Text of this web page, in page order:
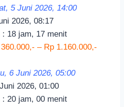
5 Juni 2026, 14:00
2026, 08:17
: 18 jam, 17 menit
– Rp 1.160.000,-
6 Juni 2026, 05:00
2026, 01:00
: 20 jam, 00 menit